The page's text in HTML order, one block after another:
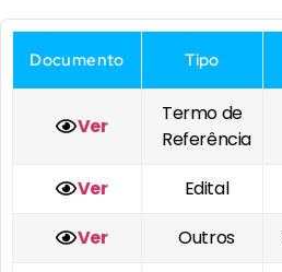
Documento Tipo
Ver
Termo de
Referência
Ver
Edital
Ver
Outros